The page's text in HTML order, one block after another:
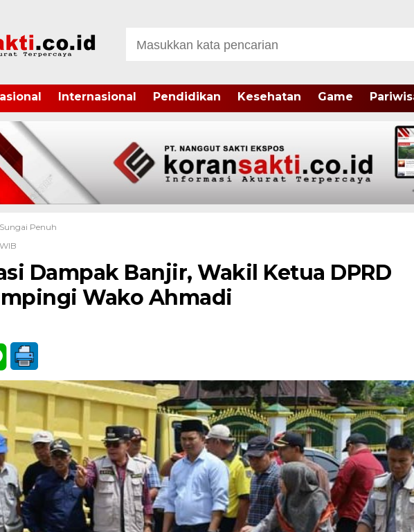
Internasional Pendidikan Kesehatan Game
Sungai Penuh
Dampak Banjir, Wakil Ketua DPRD
Wako Ahmadi